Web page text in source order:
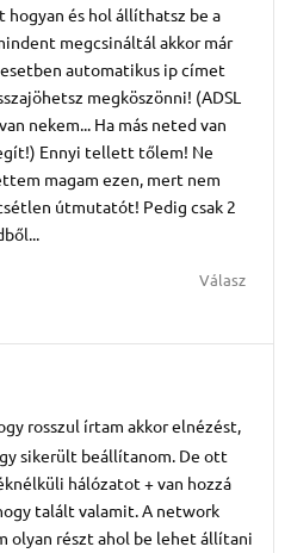
és hol állíthatsz be a
megcsináltál akkor már
automatikus ip címet
megköszönni! (ADSL
nekem... Ha más neted van
Ennyi tellett tőlem! Ne
magam ezen, mert nem
útmutatót! Pedig csak 2
Válasz
rosszul írtam akkor elnézést,
sikerült beállítanom. De ott
hálózatot + van hozzá
talált valamit. A network
olyan részt ahol be lehet állítani